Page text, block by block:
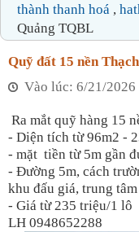
thành thanh hoá ,
Quảng TQBL
Quỹ đất 15 nền
Vào lúc: 6/21/
Ra mắt quỹ hàng 15
- Diện tích từ 96m2 -
- mặt tiền từ 5m gần
- Đường 5m, cách
khu đấu giá, trung
- Giá từ 235 triệu/1 lô
LH 0948652288